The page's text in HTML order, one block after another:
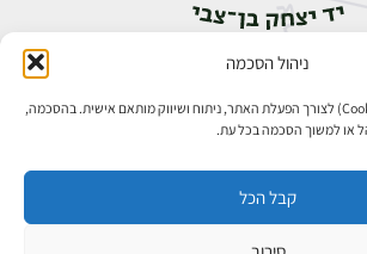
ניהול הסכמה
אנו משתמשים בעוגיות (Cookies) לצורך הפעלת האתר, ניתוח ושיווק מותאם אישית. בהסכמה,
או למשוך הסכמה בכל עת.
קבל הכל
14, רחביה, ירושלים